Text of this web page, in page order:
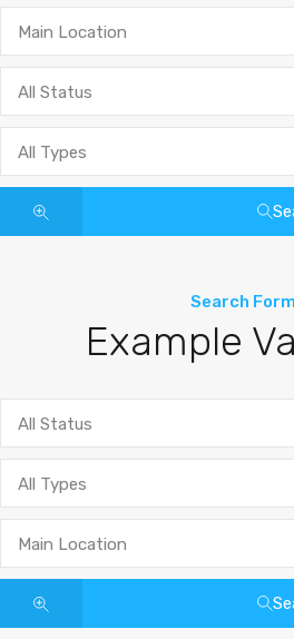
Main Location
All Status
All Types
Search
Example
All Status
All Types
Main Location